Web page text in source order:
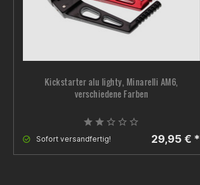
Kickstarter alu lighty, Minarelli AM6,
verschiedene Farben
Sofort versandfertig! 29,95 € *